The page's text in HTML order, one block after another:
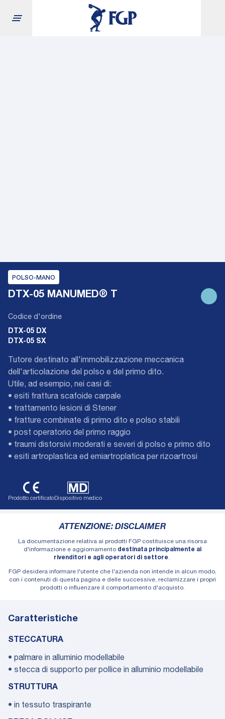
POLSO-MANO
DTX-05 MANUMED® T
Tutore destinato all'immobilizzazione meccanica
dell'articolazione del polso e del primo dito.
Utile, ad esempio, nei casi di:
• esiti frattura scafoide carpale
• trattamento lesioni di Stener
• fratture combinate di primo dito e polso stabili
• post operatorio del primo raggio
• traumi distorsivi moderati e severi di polso e primo dito
• esiti artroplastica ed emiartroplatica per rizoartrosi
Codice d'ordine
DTX-05 DX
DTX-05 SX
Prodotto certificatoDispositivo medico
ATTENZIONE: DISCLAIMER
La documentazione relativa ai prodotti FGP costituisce una risorsa
d'informazione e aggiornamento destinata principalmente ai
rivenditori e agli operatori di settore.
FGP desidera informare l'utente che l'azienda non intende in alcun modo,
con i contenuti di questa pagina e delle successive, reclamizzare i propri
prodotti o influenzare il comportamento d'acquisto.
Caratteristiche
STECCATURA
• palmare in alluminio modellabile
• stecca di supporto per pollice in alluminio modellabile
STRUTTURA
• in tessuto traspirante